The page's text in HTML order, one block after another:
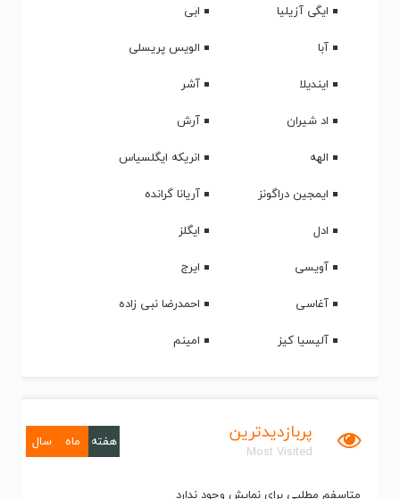
ایگی آزیلیا
ابی
آبا
الویس پریسلی
ایندیلا
آشر
اد شیران
آرش
الهه
انریکه ایگلسیاس
ایمجین دراگونز
آریانا گرانده
ادل
ایگلز
آویسی
ایرج
آغاسی
احمدرضا نبی زاده
آلیسیا کیز
امینم
پربازدیدترین
Most Visited
هفته ماه سال
متاسفم مطلبی برای نمایش وجود ندارد